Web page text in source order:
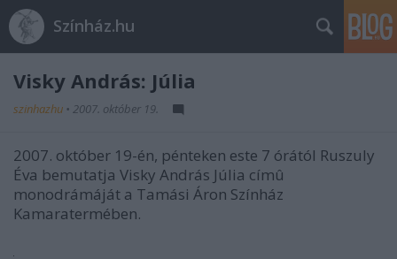
Színház.hu
Visky András: Júlia
szinhazhu • 2007. október 19.
2007. október 19-én, pénteken este 7 órától Ruszuly
Éva bemutatja Visky András Júlia címû
monodrámáját a Tamási Áron Színház
Kamaratermében.